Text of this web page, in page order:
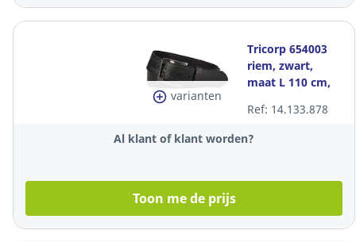
varianten
Tricorp 654003
riem, zwart,
maat L 110 cm,
Ref: 14.133.878
Al klant of klant worden?
Toon me de prijs